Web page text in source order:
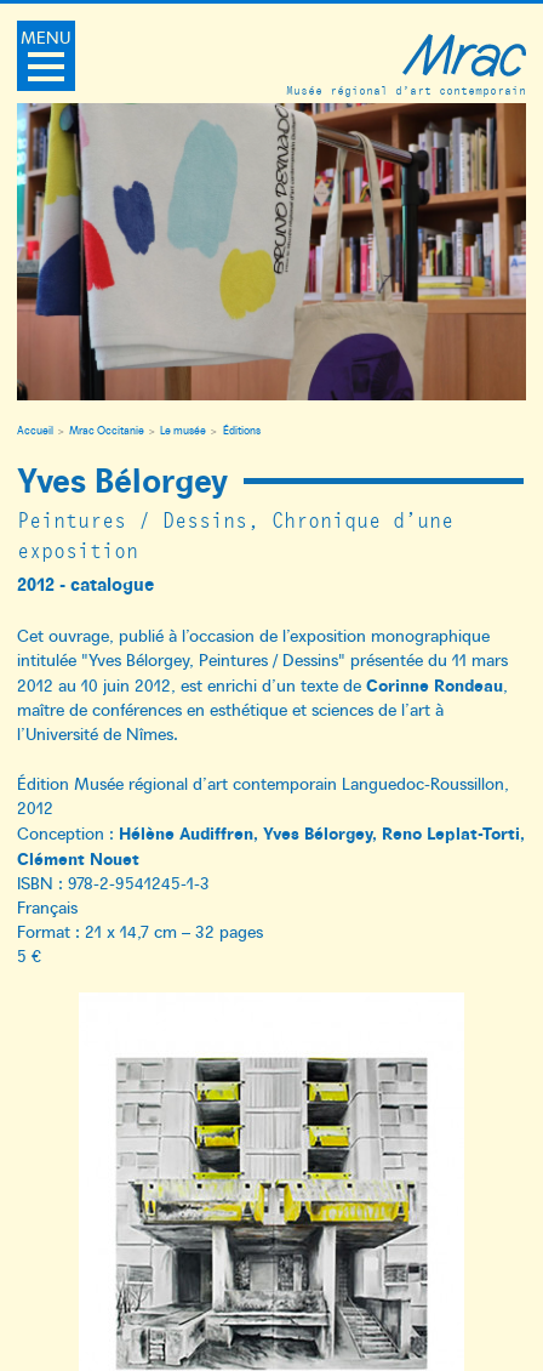
MENU
Musée régional d’art contemporain
Accueil Mrac Occitanie Le musée Éditions
Yves Bélorgey
Peintures / Dessins, Chronique d’une
exposition
2012 - catalogue
Cet ouvrage, publié à l’occasion de l’exposition monographique
intitulée "Yves Bélorgey, Peintures / Dessins" présentée du 11 mars
2012 au 10 juin 2012, est enrichi d’un texte de Corinne Rondeau,
maître de conférences en esthétique et sciences de l’art à
l’Université de Nîmes.
Édition Musée régional d’art contemporain Languedoc-Roussillon,
2012
Conception : Hélène Audiffren, Yves Bélorgey, Reno Leplat-Torti,
Clément Nouet
ISBN : 978-2-9541245-1-3
Français
Format : 21 x 14,7 cm – 32 pages
5 €